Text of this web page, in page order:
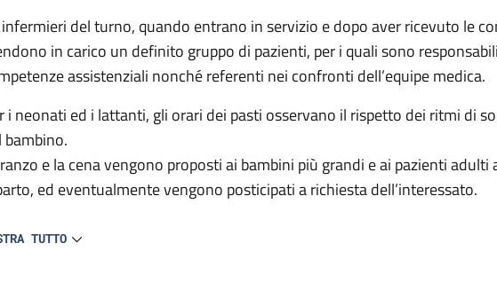
infermieri del turno, quando entrano in servizio e dopo aver ricevuto le
in carico un definito gruppo di pazienti, per i quali sono
assistenziali nonché referenti nei confronti dell’equipe medica.
i neonati ed i lattanti, gli orari dei pasti osservano il rispetto dei ritmi di
bambino.
e la cena vengono proposti ai bambini più grandi e ai pazienti adulti
ed eventualmente vengono posticipati a richiesta dell’interessato.
si occupa personalmente della preparazione e distribuzione del
TUTTO